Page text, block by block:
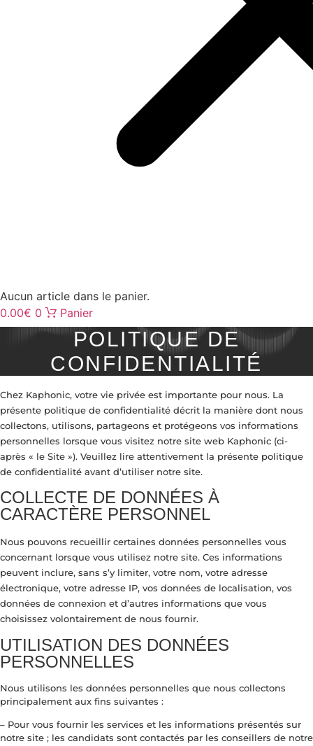
Aucun article dans le panier.
0.00€ 0 Panier
POLITIQUE DE
CONFIDENTIALITÉ
Chez Kaphonic, votre vie privée est importante pour nous. La
présente politique de confidentialité décrit la manière dont nous
collectons, utilisons, partageons et protégeons vos informations
personnelles lorsque vous visitez notre site web Kaphonic (ci-
après « le Site »). Veuillez lire attentivement la présente politique
de confidentialité avant d’utiliser notre site.
COLLECTE DE DONNÉES À
CARACTÈRE PERSONNEL
Nous pouvons recueillir certaines données personnelles vous
concernant lorsque vous utilisez notre site. Ces informations
peuvent inclure, sans s’y limiter, votre nom, votre adresse
électronique, votre adresse IP, vos données de localisation, vos
données de connexion et d’autres informations que vous
choisissez volontairement de nous fournir.
UTILISATION DES DONNÉES
PERSONNELLES
Nous utilisons les données personnelles que nous collectons
principalement aux fins suivantes :
– Pour vous fournir les services et les informations présentés sur
notre site ; les candidats sont contactés par les conseillers de notre